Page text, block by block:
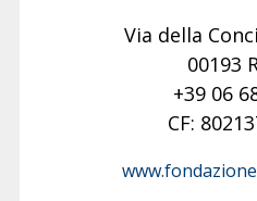
Via della
00193
+39 06
CF: